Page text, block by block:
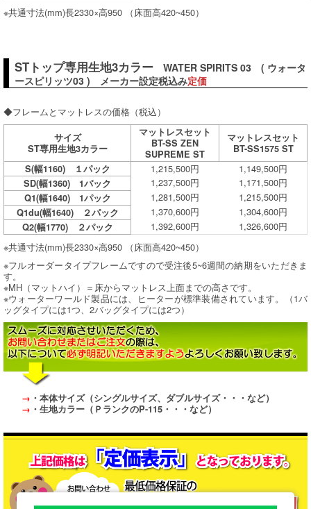
※共通寸法(mm)長2330×高950 （床面高420~450）
STトップ専用生地3カラー WATER SPIRITS 03 ( ウォータ
ースピリッツ03 ) メーカー設定税込み定価
◆フレームとマットレスの価格（税込）
サイズ
ST専用生地3カラー
マットレスセット
BT-SS ZEN
SUPREME ST
マットレスセット
BT-SS1575 ST
S(幅1160) １パック
1,215,500円 1,149,500円
SD(幅1360) 1パック 1,237,500円 1,171,500円
Q1(幅1640) 1パック 1,281,500円 1,215,500円
Q1du(幅1640) ２パック 1,370,600円 1,304,600円
Q2(幅1770) ２パック 1,392,600円
1,326,600円
※共通寸法(mm)長2330×高950 （床面高420~450）
※フルオーダータイプフレームですので受注後5~6週間の納期をいただきま
す。
※MH（マットハイ）＝床からマットレス上面までの高さです。
※ウォーターワールド製品には、ヒーターが標準装備されています。（1バ
ッグタイプには1つ、2バッグタイプには2つ）
→ ・本体サイズ（シングルサイズ、ダブルサイズ・・・など）
→ ・生地カラー（ＰランクのP-115・・・など）